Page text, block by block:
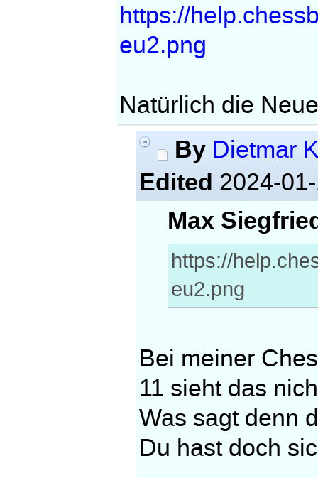
https://
eu2.png
Natürlich die
By Dietmar
Edited 2024-
Max
https://
eu2.png
Bei meiner
11 sieht das
Was sagt denn
Du hast doch